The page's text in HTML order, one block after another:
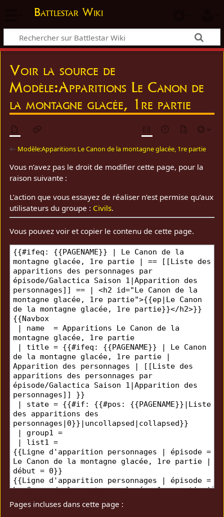
Battlestar Wiki
Voir la source de
Modèle:Apparitions Le Canon de
la montagne glacée, 1re partie
← Modèle:Apparitions Le Canon de la montagne glacée, 1re partie
Vous n’avez pas le droit de modifier cette page, pour la
raison suivante :
L’action que vous essayez de réaliser n’est permise qu’aux
utilisateurs du groupe : Civils.
Vous pouvez voir et copier le contenu de cette page.
Pages incluses dans cette page :